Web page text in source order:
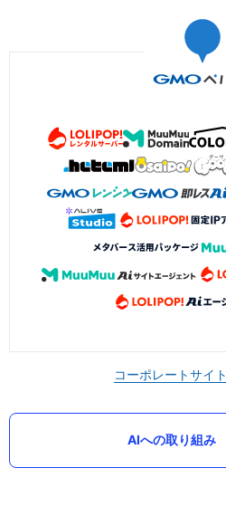
コーポレートサイト
AIへの取り組み